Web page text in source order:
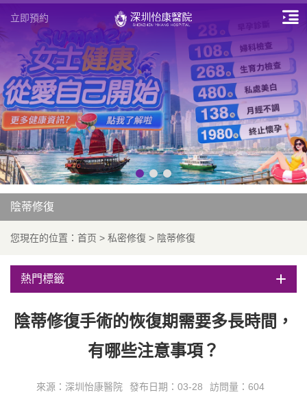
立即預約
陰蒂修復
您現在的位置： 首页 > 私密修復 > 陰蒂修復
熱門標籤
陰蒂修復手術的恢復期需要多長時間，
有哪些注意事項？
來源：深圳怡康醫院 發布日期：03-28 訪問量：604